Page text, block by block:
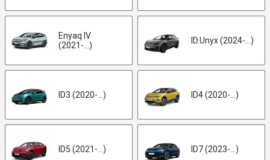
Enyaq IV
(2021-...)
ID.Unyx (2024-...)
ID3 (2020-...) ID4 (2020-...)
ID5 (2021-...) ID7 (2023-...)